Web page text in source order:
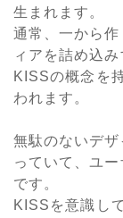
生まれます。
通常、一から
ィアを詰め込
KISSの概念を
われます。
無駄のないデ
っていて、ユ
です。
KISSを意識し